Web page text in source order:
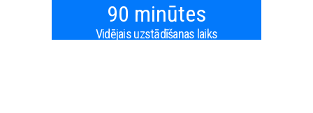
90 minūtes
Vidējais uzstādīšanas laiks